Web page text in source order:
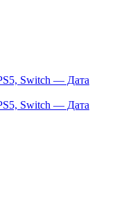
Switch — Дата
Switch — Дата